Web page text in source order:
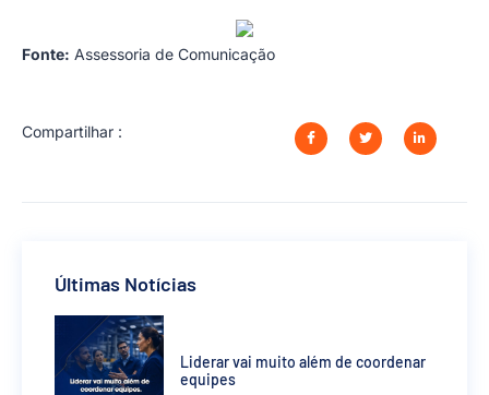
Fonte: Assessoria de Comunicação
Compartilhar :
Últimas Notícias
Liderar vai muito além de coordenar
equipes